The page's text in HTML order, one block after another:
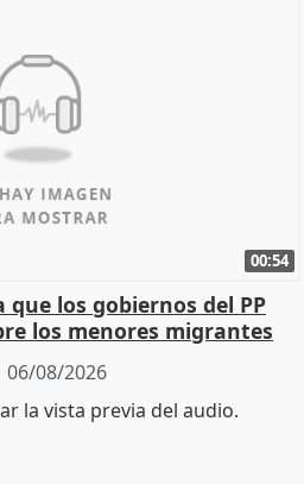
00:54
que los gobiernos del PP
los menores migrantes
06/08/2026